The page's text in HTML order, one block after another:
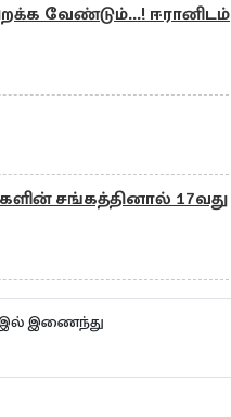
வேண்டும்...! ஈரானிடம்
சங்கத்தினால் 17வது
இணைந்து